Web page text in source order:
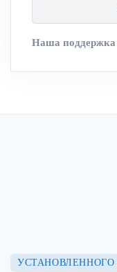
Наша поддержка
УСТАНОВЛЕННОГО